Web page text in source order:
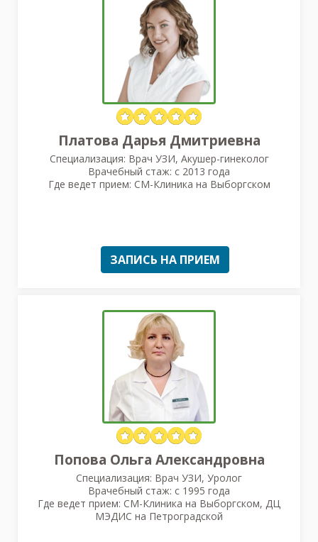
Платова Дарья Дмитриевна
Специализация: Врач УЗИ, Акушер-гинеколог
Врачебный стаж: с 2013 года
Где ведет прием: СМ-Клиника на Выборгском
ЗАПИСЬ НА ПРИЕМ
Попова Ольга Александровна
Специализация: Врач УЗИ, Уролог
Врачебный стаж: с 1995 года
Где ведет прием: СМ-Клиника на Выборгском, ДЦ
МЭДИС на Петроградской